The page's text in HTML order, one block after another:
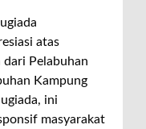
atas
Pelabuhan
Kampung
ini
masyarakat